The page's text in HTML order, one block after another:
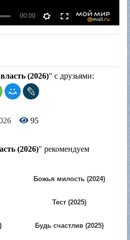
(2026)" с друзьями:
95
(2026)" рекомендуем
Божья милость (2024)
Тест (2025)
Будь счастлив (2025)